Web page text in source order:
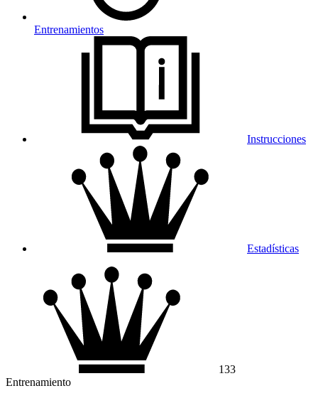
Entrenamientos
Instrucciones
Estadísticas
133
Entrenamiento